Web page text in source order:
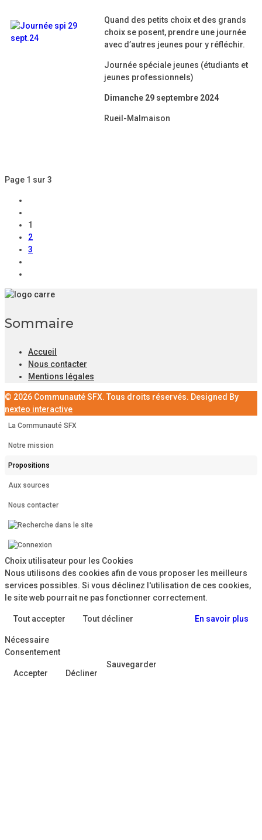
Quand des petits choix et des grands
choix se posent, prendre une journée
avec d’autres jeunes pour y réfléchir.
Journée spéciale jeunes (étudiants et
jeunes professionnels)
Dimanche 29 septembre 2024
Rueil-Malmaison
Page 1 sur 3
1
2
3
Sommaire
Accueil
Nous contacter
Mentions légales
© 2026 Communauté SFX. Tous droits réservés. Designed By
nexteo interactive
La Communauté SFX
Notre mission
Propositions
Aux sources
Nous contacter
Choix utilisateur pour les Cookies
Nous utilisons des cookies afin de vous proposer les meilleurs
services possibles. Si vous déclinez l'utilisation de ces cookies,
le site web pourrait ne pas fonctionner correctement.
Tout accepter Tout décliner En savoir plus
Nécessaire
Consentement
Accepter Décliner
Sauvegarder